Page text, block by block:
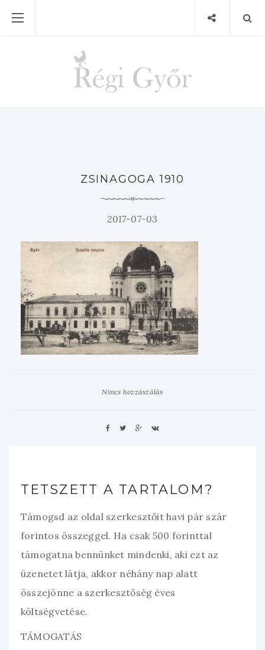
ZSINAGOGA 1910
2017-07-03
Nincs hozzászálás
TETSZETT A TARTALOM?
Támogsd az oldal szerkesztőit havi pár szár
forintos összeggel. Ha csak 500 forinttal
támogatna bennünket mindenki, aki ezt az
üzenetet látja, akkor néhány nap alatt
összejönne a szerkesztőség éves
költségvetése.
TÁMOGATÁS